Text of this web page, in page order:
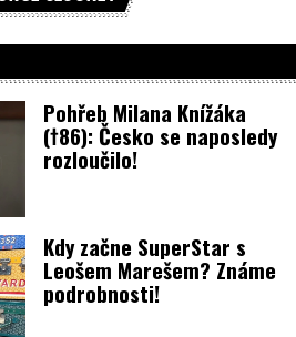
Pohřeb Milana Knížáka
(†86): Česko se naposledy
rozloučilo!
Kdy začne SuperStar s
Leošem Marešem? Známe
podrobnosti!